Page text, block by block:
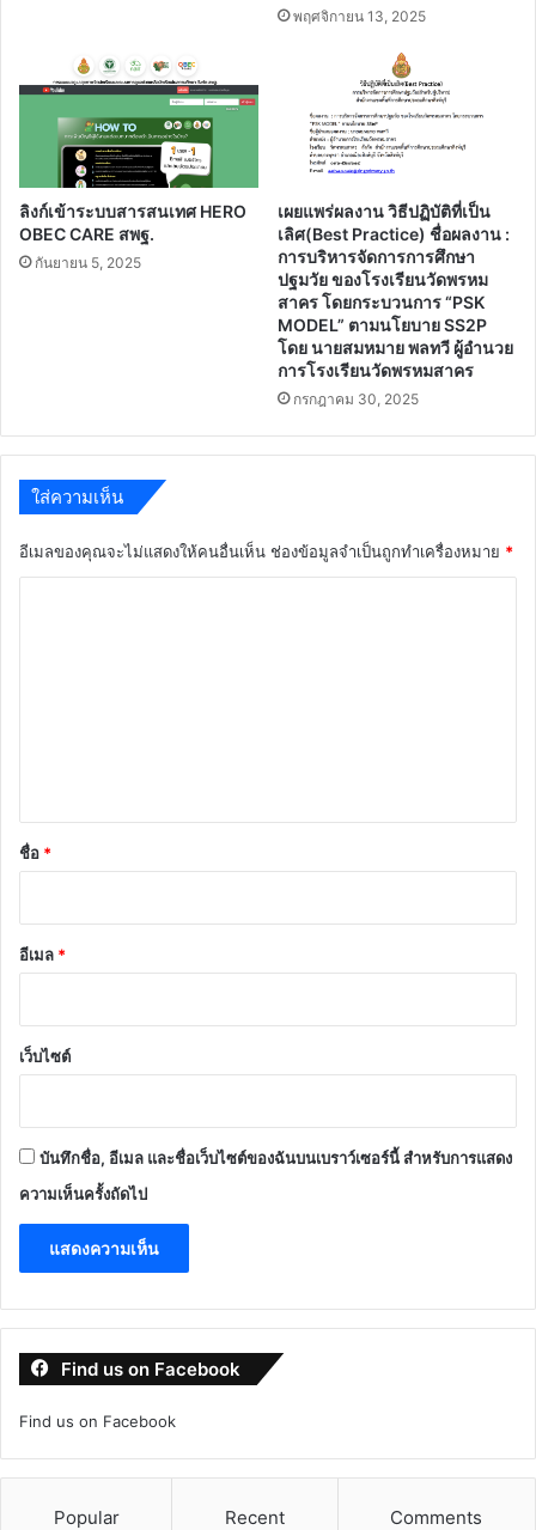
พฤศจิกายน 13, 2025
ลิงก์เข้าระบบสารสนเทศ HERO
OBEC CARE สพฐ.
กันยายน 5, 2025
เผยแพร่ผลงาน วิธีปฏิบัติที่เป็น
เลิศ(Best Practice) ชื่อผลงาน :
การบริหารจัดการการศึกษา
ปฐมวัย ของโรงเรียนวัดพรหม
สาคร โดยกระบวนการ “PSK
MODEL” ตามนโยบาย SS2P
โดย นายสมหมาย พลทวี ผู้อำนวย
การโรงเรียนวัดพรหมสาคร
กรกฎาคม 30, 2025
ใส่ความเห็น
อีเมลของคุณจะไม่แสดงให้คนอื่นเห็น ช่องข้อมูลจำเป็นถูกทำเครื่องหมาย *
*
ชื่อ *
อีเมล *
เว็บไซต์
บันทึกชื่อ, อีเมล และชื่อเว็บไซต์ของฉันบนเบราว์เซอร์นี้ สำหรับการแสดง
ความเห็นครั้งถัดไป
Find us on Facebook
Find us on Facebook
Popular Recent Comments